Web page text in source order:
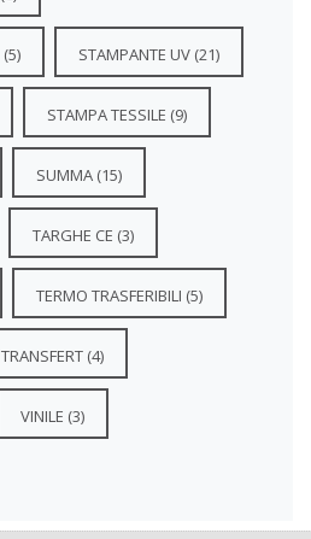
(5) STAMPANTE UV (21)
STAMPA TESSILE (9)
SUMMA (15)
TARGHE CE (3)
TERMO TRASFERIBILI (5)
TRANSFERT (4)
VINILE (3)